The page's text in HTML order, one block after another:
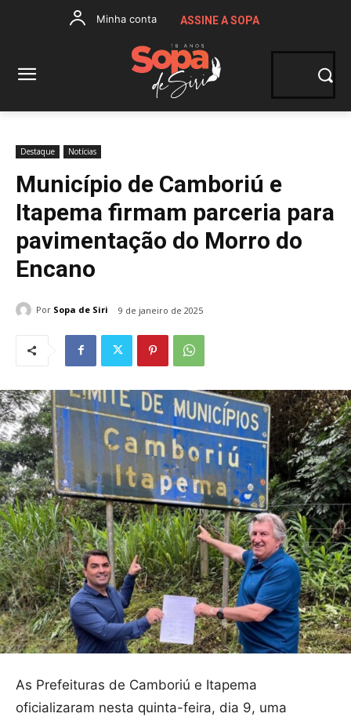
Minha conta ASSINE A SOPA
Destaque Notícias
Município de Camboriú e
Itapema firmam parceria para
pavimentação do Morro do
Encano
Por Sopa de Siri 9 de janeiro de 2025
As Prefeituras de Camboriú e Itapema
oficializaram nesta quinta-feira, dia 9, uma